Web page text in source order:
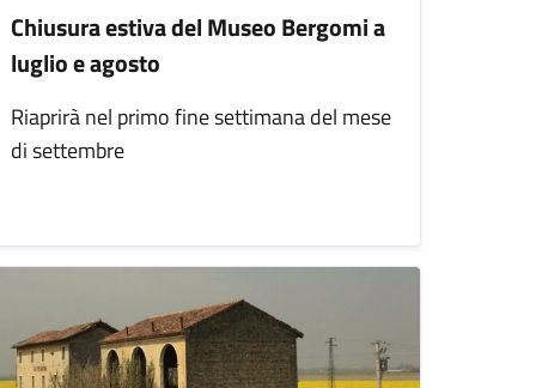
Chiusura estiva del Museo Bergomi a
luglio e agosto
Riaprirà nel primo fine settimana del mese
di settembre